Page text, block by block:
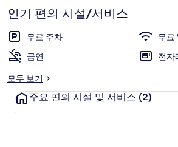
리
룸
기
인기 편의 시설/서비스
무료 주차
무료
금연
전자
모두 보기
주요 편의 시설 및 서비스 (2)